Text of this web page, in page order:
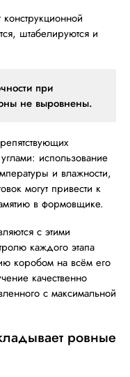
штабелируются и
при
не выровнены.
использование
и влажности,
могут привести к
в формовщике.
с этими
каждого этапа
коробом на всём его
качественно
с максимальной
ровные